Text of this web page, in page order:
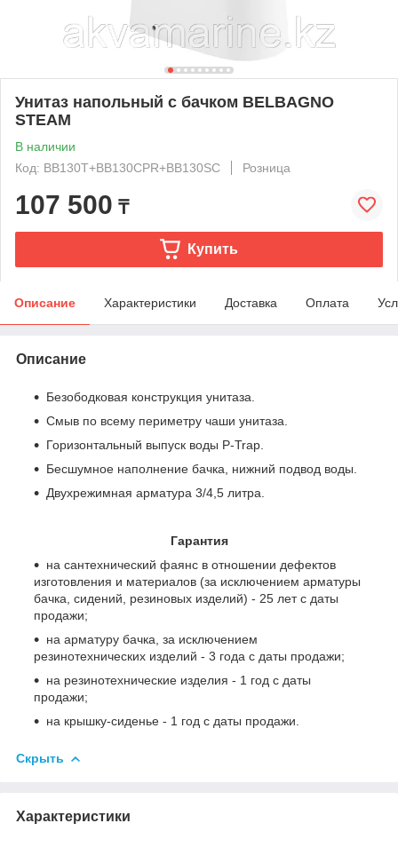
Унитаз напольный с бачком BELBAGNO
STEAM
В наличии
Код: BB130T+BB130CPR+BB130SC
Розница
107 500 ₸
Купить
Описание Характеристики Доставка Оплата
Описание
Безободковая конструкция унитаза.
Смыв по всему периметру чаши унитаза.
Горизонтальный выпуск воды P-Trap.
Бесшумное наполнение бачка, нижний подвод воды.
Двухрежимная арматура 3/4,5 литра.
Гарантия
на сантехнический фаянс в отношении дефектов
изготовления и материалов (за исключением арматуры
бачка, сидений, резиновых изделий) - 25 лет с даты
продажи;
на арматуру бачка, за исключением
резинотехнических изделий - 3 года с даты продажи;
на резинотехнические изделия - 1 год с даты
продажи;
на крышку-сиденье - 1 год с даты продажи.
Скрыть
Характеристики